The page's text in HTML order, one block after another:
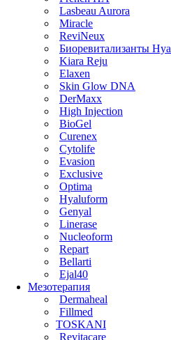
Lasbeau Aurora
Miracle
ReviNeux
Биоревитализанты
Kiara Reju
Elaxen
Skin Glow DNA
DerMaxx
High Injection
BioGel
Curenex
Cytolife
Evasion
Exclusive
Optima
Hyaluform
Genyal
Linerase
Nucleoform
Repart
Bellarti
Ejal40
Мезотерапия
Dermaheal
Fillmed
TOSKANI
Revitacare